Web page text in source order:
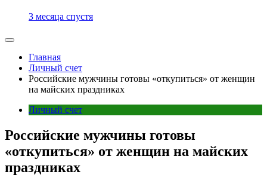
3 месяца спустя
Главная
Личный счет
Российские мужчины готовы «откупиться» от женщин
на майских праздниках
Личный счет
Российские мужчины готовы
«откупиться» от женщин на майских
праздниках